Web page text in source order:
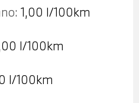
1,00 l/100km
l/100km
l/100km